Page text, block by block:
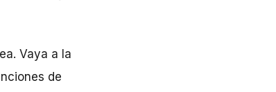
Vaya a la
de